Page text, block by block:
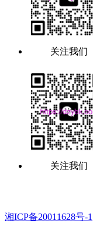
关注我们
关注我们
湘ICP备20011628号-1